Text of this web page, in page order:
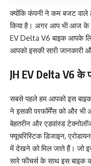
क्योंकि कंपनी ने कम बजट वाले
किया है। अगर आप भी आज के
EV Delta V6 बाइक आपके
आपको इसकी सारी जानकारी
JH EV Delta V6के
सबसे पहले हम आपको इस बाइक
ने इसकी परफॉर्मेंस को और भी
बेहतरीन और एडवांस्ड
फ्यूचरिस्टिक डिजाइन,
में देखने को मिल जाते हैं। जो
सारे फीचर्स के साथ इस बाइक